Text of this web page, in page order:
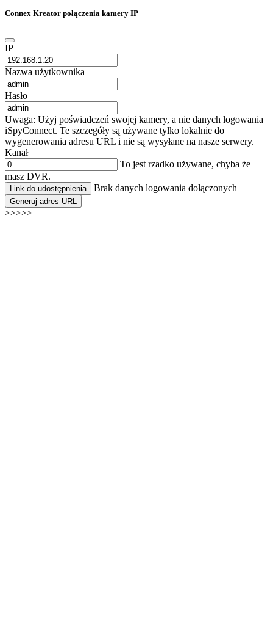
Connex Kreator połączenia kamery IP
IP
Nazwa użytkownika
Hasło
Uwaga: Użyj poświadczeń swojej kamery, a nie danych logowania
iSpyConnect. Te szczegóły są używane tylko lokalnie do
wygenerowania adresu URL i nie są wysyłane na nasze serwery.
Kanał
To jest rzadko używane, chyba że
masz DVR.
Link do udostępnienia Brak danych logowania dołączonych
Generuj adres URL
>>>>>